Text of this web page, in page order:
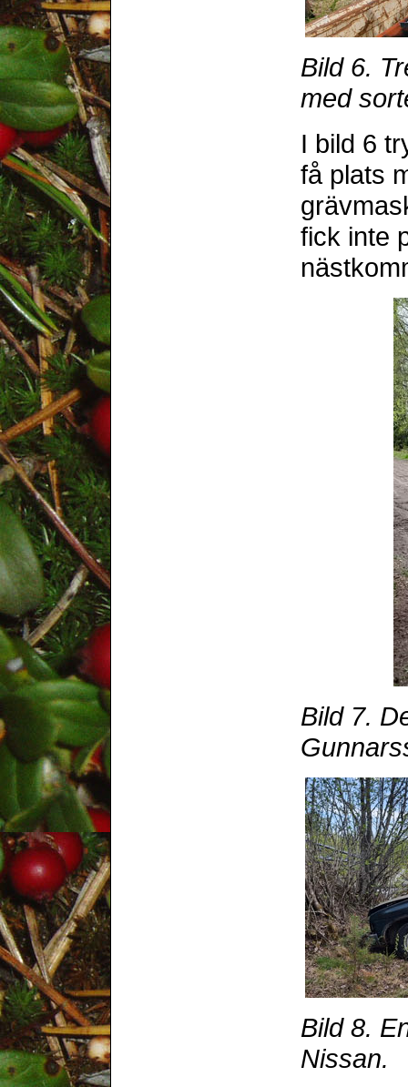
Bild 6.
med
I bild 6
få plats
fick inte
Bild 7.
Bild 8.
Nissan.